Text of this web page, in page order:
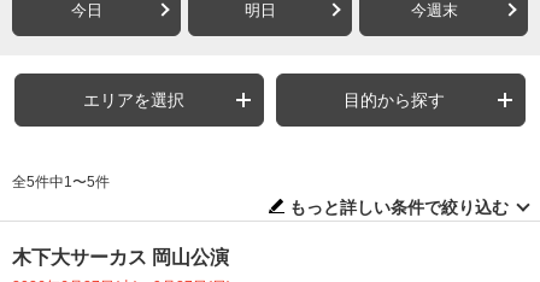
今日 明日 今週末
エリアを選択 目的から探す
全5件中1〜5件
もっと詳しい条件で絞り込む
木下大サーカス 岡山公演